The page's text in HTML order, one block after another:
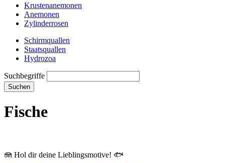
Krustenanemonen
Anemonen
Zylinderrosen
Schirmquallen
Staatsquallen
Hydrozoa
Suchbegriffe
Suchen
Fische
🪼 Hol dir deine Lieblingsmotive! 🐟